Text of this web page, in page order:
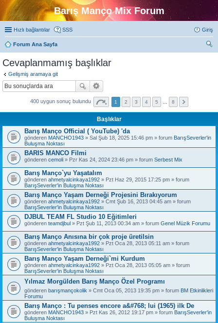
Barış Manço Mix Forum
Hızlı bağlantılar SSS Giriş
Forum Ana Sayfa
Cevaplanmamış başlıklar
Gelişmiş aramaya git
400 uygun sonuç bulundu 1 2 3 4 5 8
Başlıklar
Barış Manço Official ( YouTube) 'da
gönderen MANCHO1943 » Sal Şub 18, 2025 15:46 pm » forum BarışSeverler'in
Buluşma Noktası
BARIS MANCO Filmi
gönderen cemoli » Pzr Kas 24, 2024 23:46 pm » forum Serbest Mix
Barış Manço`yu Yaşatalım
gönderen ahmetyalcinkaya1992 » Pzt Haz 29, 2015 17:25 pm » forum
BarışSeverler'in Buluşma Noktası
Barış Manço Yaşam Derneği Projesini Bırakıyorum
gönderen ahmetyalcinkaya1992 » Cmt Şub 16, 2013 04:45 am » forum
BarışSeverler'in Buluşma Noktası
DJBUL TEAM FL Studio 10 Eğitimleri
gönderen teamdjbul » Pzt Şub 11, 2013 00:34 am » forum Genel Müzik Forumu
Barış Manço Anısına bir çok proje üretilsin
gönderen ahmetyalcinkaya1992 » Pzt Oca 28, 2013 05:11 am » forum
BarışSeverler'in Buluşma Noktası
Barış Manço Yaşam Derneği`mi Kurdum
gönderen ahmetyalcinkaya1992 » Pzt Oca 28, 2013 05:05 am » forum
BarışSeverler'in Buluşma Noktası
Yılmaz Morgülden Barış Manço Özel Programı
gönderen barışmançokolik » Cmt Oca 05, 2013 19:35 pm » forum BM Etkinlikleri
Forumu
Barış Manço : Tu penses encore a&#768; lui (1965) ilk De
gönderen MANCHO1943 » Pzt Kas 26, 2012 19:17 pm » forum BarışSeverler'in
Buluşma Noktası